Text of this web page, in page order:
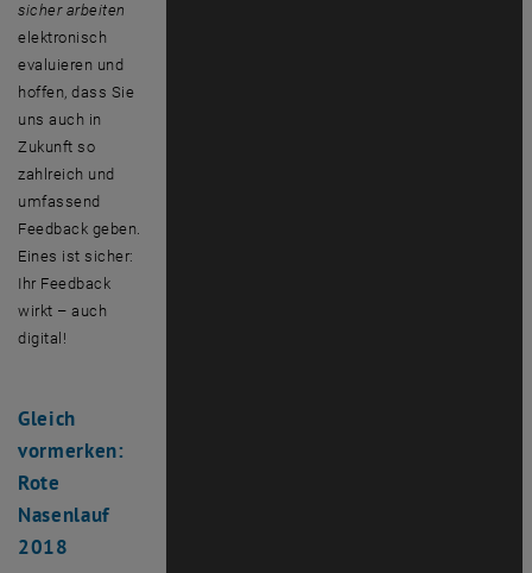
sicher arbeiten
elektronisch
evaluieren und
hoffen, dass Sie
uns auch in
Zukunft so
zahlreich und
umfassend
Feedback geben.
Eines ist sicher:
Ihr Feedback
wirkt – auch
digital!
Gleich
vormerken:
Rote
Nasenlauf
2018